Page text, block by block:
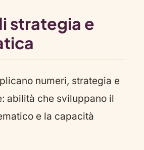
strategia e
numeri, strategia e
abilità che sviluppano il
e la capacità